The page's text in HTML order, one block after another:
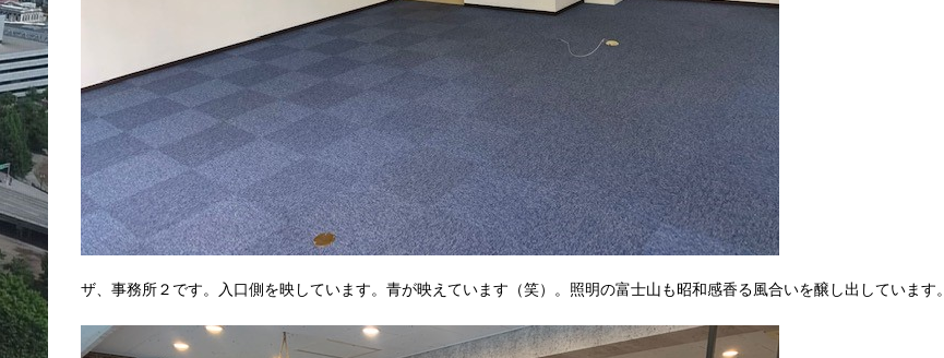
ザ、事務所２です。入口側を映しています。青が映えています（笑）。照明の富士山も昭和感香る風合いを醸し出しています。